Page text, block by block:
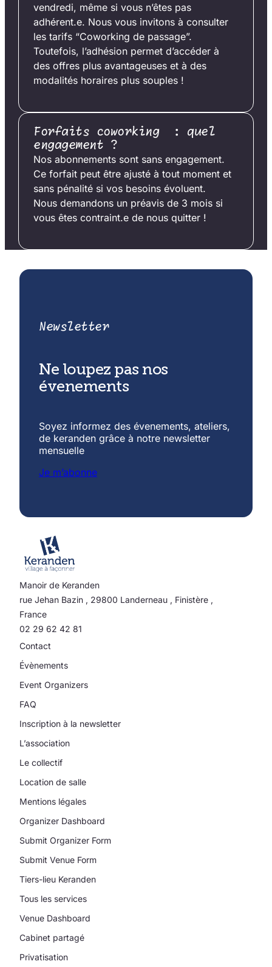
vendredi, même si vous n’êtes pas
adhérent.e. Nous vous invitons à consulter
les tarifs “Coworking de passage”.
Toutefois, l’adhésion permet d’accéder à
des offres plus avantageuses et à des
modalités horaires plus souples !
Forfaits coworking : quel
engagement ?
Nos abonnements sont sans engagement.
Ce forfait peut être ajusté à tout moment et
sans pénalité si vos besoins évoluent.
Nous demandons un préavis de 3 mois si
vous êtes contraint.e de nous quitter !
Newsletter
Ne loupez pas nos
évenements
Soyez informez des évenements, ateliers,
de keranden grâce à notre newsletter
mensuelle
Je m’abonne
Manoir de Keranden
rue Jehan Bazin , 29800 Landerneau , Finistère ,
France
02 29 62 42 81
Contact
Évènements
Event Organizers
FAQ
Inscription à la newsletter
L’association
Le collectif
Location de salle
Mentions légales
Organizer Dashboard
Submit Organizer Form
Submit Venue Form
Tiers-lieu Keranden
Tous les services
Venue Dashboard
Cabinet partagé
Privatisation